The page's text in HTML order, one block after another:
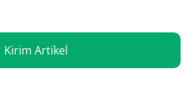
Kirim Artikel